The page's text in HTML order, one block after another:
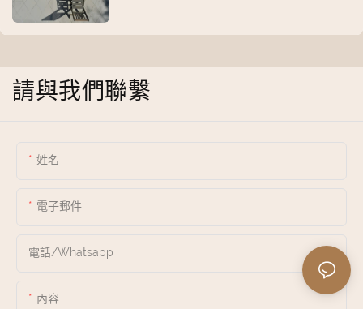
請與我們聯繫
姓名
電子郵件
電話/whatsapp
內容